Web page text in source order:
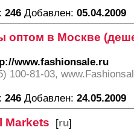
246 Добавлен: 05.04.2009
оптом в Москве
www.fashionsale.ru
100-81-03,
246 Добавлен: 24.05.2009
Markets [ru]